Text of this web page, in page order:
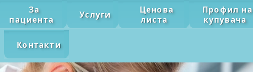
За
пациента
Услуги
Ценова
листа
Профил на
купувача
Контакти